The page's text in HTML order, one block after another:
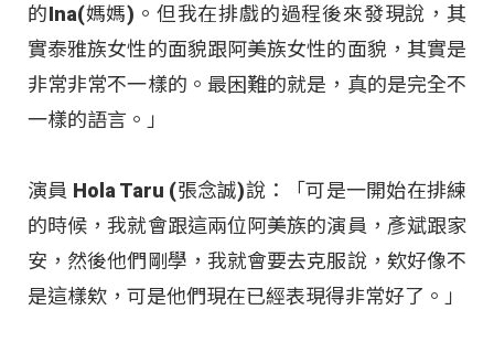
的Ina(媽媽)。但我在排戲的過程後來發現說，其
實泰雅族女性的面貌跟阿美族女性的面貌，其實是
非常非常不一樣的。最困難的就是，真的是完全不
一樣的語言。」
演員 Hola Taru (張念誠)說：「可是一開始在排練
的時候，我就會跟這兩位阿美族的演員，彥斌跟家
安，然後他們剛學，我就會要去克服說，欸好像不
是這樣欸，可是他們現在已經表現得非常好了。」